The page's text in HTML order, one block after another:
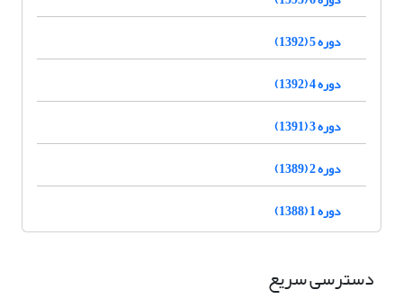
دوره 5 (1392)
دوره 4 (1392)
دوره 3 (1391)
دوره 2 (1389)
دوره 1 (1388)
دسترسی سریع